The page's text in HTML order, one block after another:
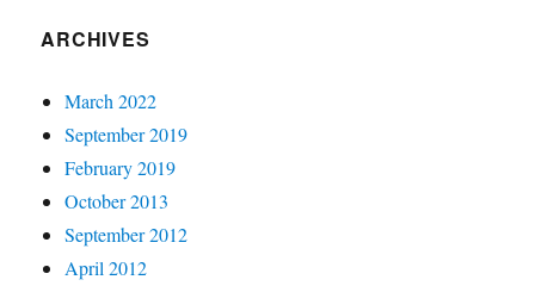
ARCHIVES
March 2022
September 2019
February 2019
October 2013
September 2012
April 2012